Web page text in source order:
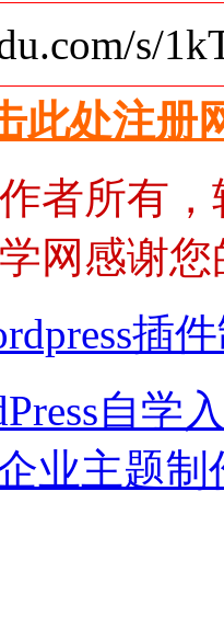
s/
此处注册
者所有
网感谢
插
自学
业主题